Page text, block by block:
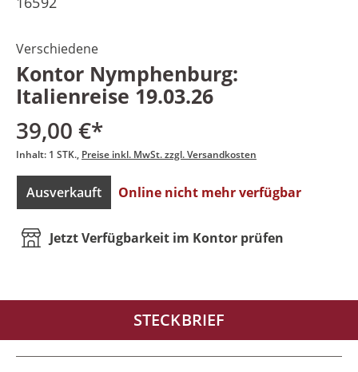
Verschiedene
Kontor Nymphenburg:
Italienreise 19.03.26
39,00 €*
Inhalt: 1 STK. Preise inkl. MwSt. zzgl. Versandkosten
Ausverkauft Online nicht mehr verfügbar
Jetzt Verfügbarkeit im Kontor prüfen
STECKBRIEF